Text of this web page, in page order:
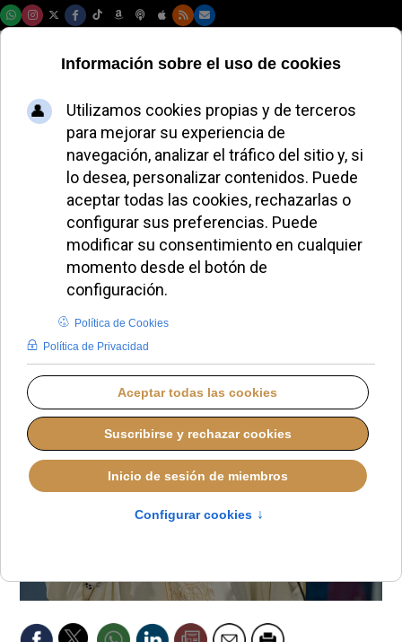
El cardenal McElroy
anuncia que está
libre de cáncer tras
una cirugía exitosa
JAVIER RUIZ ARREGUI
IGLESIA HOY
DOMINGO, 07 DICIEMBRE 2025 11:40